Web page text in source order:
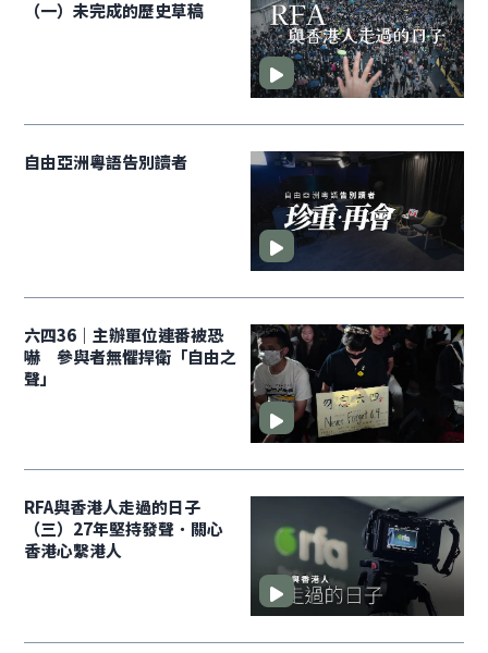
（一）未完成的歷史草稿
自由亞洲粵語告別讀者
六四36｜主辦單位連番被恐
嚇 參與者無懼捍衛「自由之
聲」
RFA與香港人走過的日子
（三）27年堅持發聲．關心
香港心繫港人